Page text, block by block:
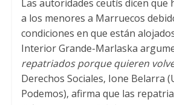
Las autoridades ceutís dicen que
a los menores a Marruecos
condiciones en que están
Interior Grande-Marlaska
repatriados porque quieren
Derechos Sociales, Ione Belarra
Podemos), afirma que las